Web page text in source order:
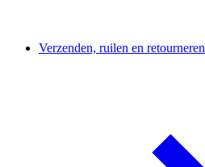
Verzenden, ruilen en retourneren